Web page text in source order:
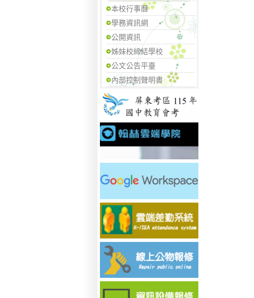
本校行事曆
學務資訊網
公開資訊
姊妹校締結學校
公文公告平臺
內部控制聲明書